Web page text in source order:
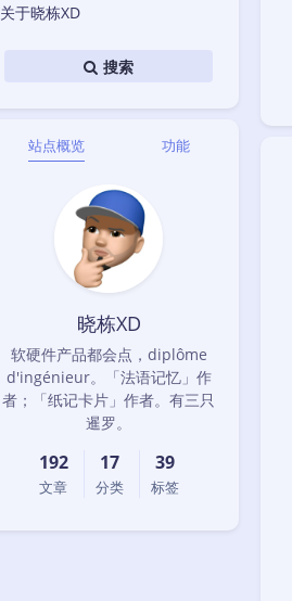
关于晓栋XD
搜索
站点概览 功能
晓栋XD
软硬件产品都会点，diplôme
d'ingénieur。「法语记忆」作
者；「纸记卡片」作者。有三只
暹罗。
192
文章
17
分类
39
标签